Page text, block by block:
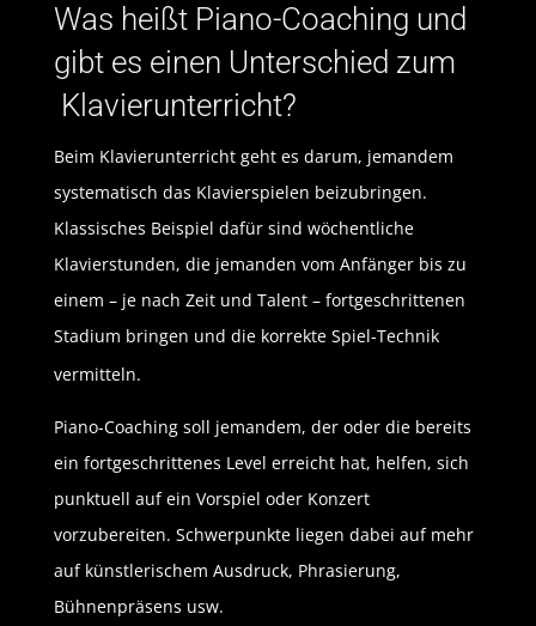
Was heißt Piano-Coaching und
gibt es einen Unterschied zum
Klavierunterricht?
Beim Klavierunterricht geht es darum, jemandem
systematisch das Klavierspielen beizubringen.
Klassisches Beispiel dafür sind wöchentliche
Klavierstunden, die jemanden vom Anfänger bis zu
einem – je nach Zeit und Talent – fortgeschrittenen
Stadium bringen und die korrekte Spiel-Technik
vermitteln.
Piano-Coaching soll jemandem, der oder die bereits
ein fortgeschrittenes Level erreicht hat, helfen, sich
punktuell auf ein Vorspiel oder Konzert
vorzubereiten. Schwerpunkte liegen dabei auf mehr
auf künstlerischem Ausdruck, Phrasierung,
Bühnenpräsens usw.